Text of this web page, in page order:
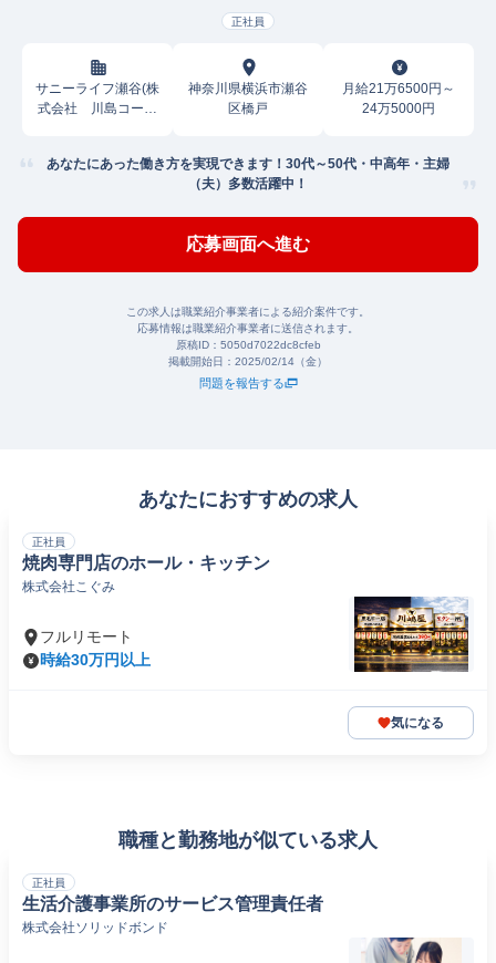
正社員
サニーライフ瀬谷(株
式会社 川島コーポ
神奈川県横浜市瀬谷
区橋戸
月給21万6500円～
24万5000円
あなたにあった働き方を実現できます！30代～50代・中高年・主婦
（夫）多数活躍中！
応募画面へ進む
この求人は職業紹介事業者による紹介案件です。
応募情報は職業紹介事業者に送信されます。
原稿ID： 5050d7022dc8cfeb
掲載開始日： 2025/02/14（金）
問題を報告する
あなたにおすすめの求人
正社員
焼肉専門店のホール・キッチン
株式会社こぐみ
フルリモート
時給30万円以上
気になる
職種と勤務地が似ている求人
正社員
生活介護事業所のサービス管理責任者
株式会社ソリッドボンド